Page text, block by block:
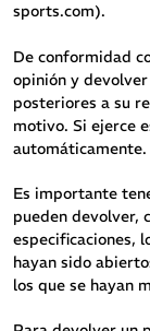
sports.com).
De conformidad
opinión y
posteriores a su
motivo. Si ejerce
automáticamente.
Es importante
pueden devolver,
especificaciones,
hayan sido
los que se hayan